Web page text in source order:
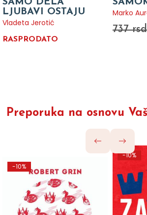
LJUBAVI OSTAJU
Vladeta Jerotić
RASPRODATO
Marko
737 rsd
Preporuka na osnovu
-10%
-10%